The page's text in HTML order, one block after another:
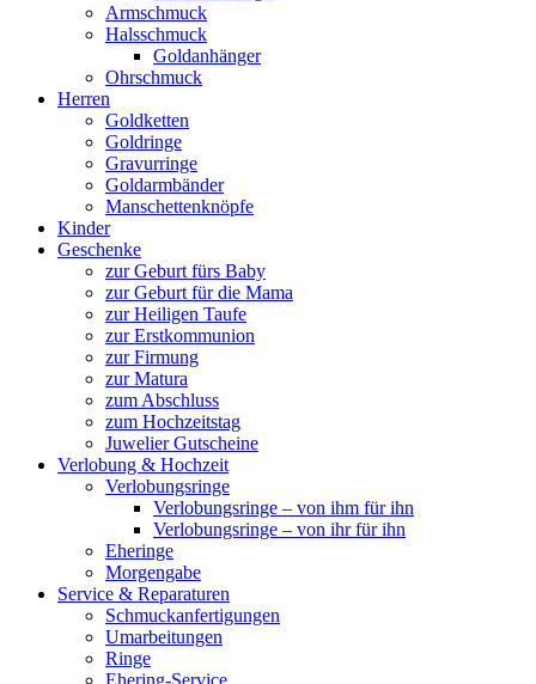
Armschmuck
Halsschmuck
Goldanhänger
Ohrschmuck
Herren
Goldketten
Goldringe
Gravurringe
Goldarmbänder
Manschettenknöpfe
Kinder
Geschenke
zur Geburt fürs Baby
zur Geburt für die Mama
zur Heiligen Taufe
zur Erstkommunion
zur Firmung
zur Matura
zum Abschluss
zum Hochzeitstag
Juwelier Gutscheine
Verlobung & Hochzeit
Verlobungsringe
Verlobungsringe – von ihm für ihn
Verlobungsringe – von ihr für ihn
Eheringe
Morgengabe
Service & Reparaturen
Schmuckanfertigungen
Umarbeitungen
Ringe
Ehering-Service